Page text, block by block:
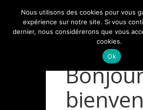
Vous
Nous utilisons des cookies pour vous
expérience sur notre site. Si vous
dernier, nous considérerons que vous
cookies.
Ok